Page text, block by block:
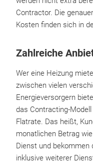
Contractor. Die
Kosten finden sich in
Zahlreiche
Wer eine Heizung
zwischen vielen
Energieversorgern
das Contracting-
Flatrate. Das heißt,
monatlichen Betrag
Dienst und bekommen
inklusive weiterer